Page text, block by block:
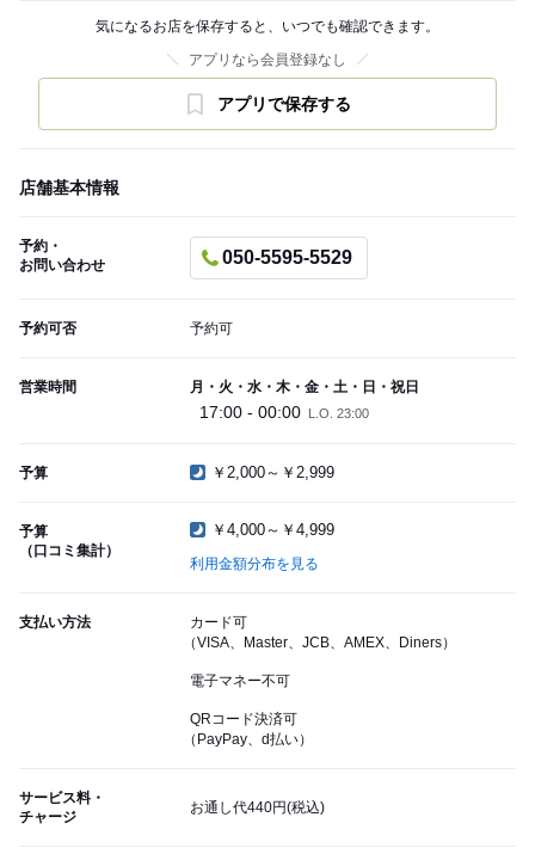
気になるお店を保存すると、いつでも確認できます。
アプリなら会員登録なし
アプリで保存する
店舗基本情報
予約・
お問い合わせ
050-5595-5529
予約可否 予約可
営業時間 月・火・水・木・金・土・日・祝日
17:00 - 00:00 L.O. 23:00
予算 ￥2,000～￥2,999
予算
（口コミ集計）
￥4,000～￥4,999
利用金額分布を見る
支払い方法
カード可
（VISA、Master、JCB、AMEX、Diners）
電子マネー不可
QRコード決済可
（PayPay、d払い）
サービス料・
チャージ
お通し代440円(税込)